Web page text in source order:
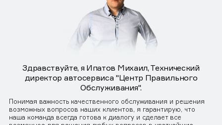
Здравствуйте, я Ипатов Михаил, Технический
директор автосервиса "Центр Правильного
Обслуживания".
Понимая важность качественного обслуживания и решения
возможных вопросов наших клиентов, я гарантирую, что
наша команда всегда готова к диалогу и сделает все